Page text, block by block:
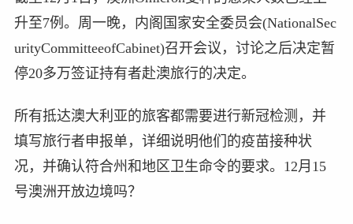
升至7例。周一晚，内阁国家安全委员会(NationalSec
urityCommitteeofCabinet)召开会议，讨论之后决定暂
停20多万签证持有者赴澳旅行的决定。
所有抵达澳大利亚的旅客都需要进行新冠检测，并
填写旅行者申报单，详细说明他们的疫苗接种状
况，并确认符合州和地区卫生命令的要求。12月15
号澳洲开放边境吗？